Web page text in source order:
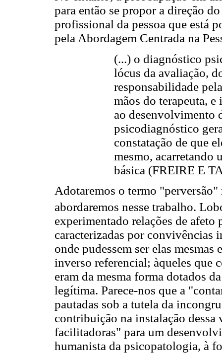
para então se propor a direção
profissional da pessoa que está
pela Abordagem Centrada na
(...) o diagnóstico
lócus da avaliação,
responsabilidade
mãos do terapeuta,
ao desenvolvimento
psicodiagnóstico
constatação de que
mesmo, acarretando
básica (FREIRE E
Adotaremos o termo
abordaremos nesse trabalho.
experimentado relações de afeto
caracterizadas por convivências
onde pudessem ser elas
inverso referencial; àqueles que
eram da mesma forma dotados
legítima. Parece-nos que a
pautadas sob a tutela da
contribuição na instalação
facilitadoras" para um
humanista da psicopatologia, à